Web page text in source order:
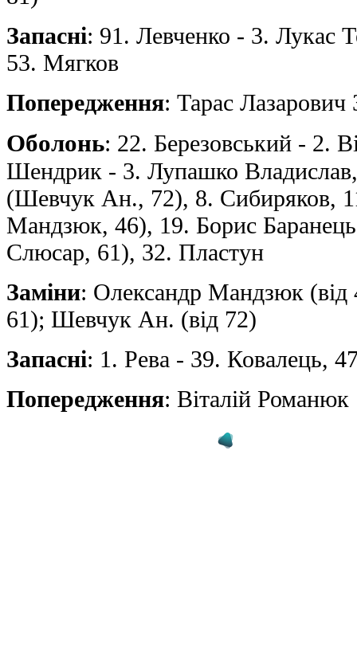
Запасні: 91. Левченко - 3. Лукас
53. Мягков
Попередження: Тарас Лазарович
Оболонь: 22. Березовський - 2.
Шендрик - 3. Лупашко
(Шевчук Ан., 72), 8. Сибиряков,
Мандзюк, 46), 19. Борис
Слюсар, 61), 32. Пластун
Заміни: Oлександр Мандзюк
61); Шевчук Ан. (від 72)
Запасні: 1. Рева - 39. Ковалець,
Попередження: Вiталiй Романюк